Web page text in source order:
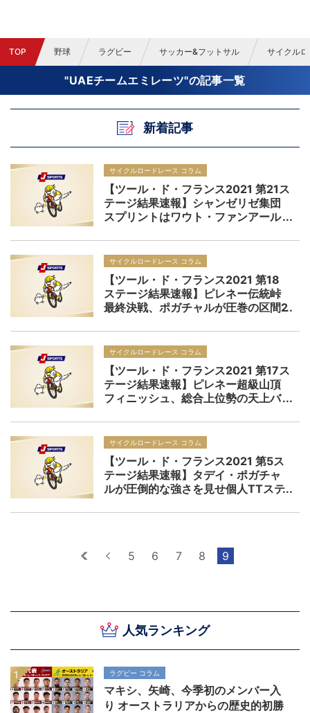
TOP 野球 ラグビー サッカー&フットサル サイクル
"UAEチームエミレーツ"の記事一覧
人気ランキング
ラグビー コラム
マキシ、矢崎、今季初のメンバー入
り オーストラリアからの歴史的初勝
新着記事
サイクルロードレース コラム
【ツール・ド・フランス2021 第21ス
テージ結果速報】シャンゼリゼ集団
スプリントはワウト・ファンアール
が大会2連覇
サイクルロードレース コラム
【ツール・ド・フランス2021 第18
ステージ結果速報】ピレネー伝統峠
最終決戦、ポガチャルが圧巻の区間2
サイクルロードレース コラム
【ツール・ド・フランス2021 第17ス
テージ結果速報】ピレネー超級山頂
フィニッシュ、総合上位勢の天上バ
サイクルロードレース コラム
【ツール・ド・フランス2021 第5ス
テージ結果速報】タデイ・ポガチャ
ルが圧倒的な強さを見せ個人TTステ
首位をキープ
最初へ前へ
5 6 7 8 9